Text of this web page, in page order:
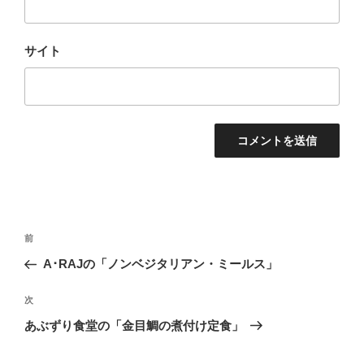
サイト
投
ナ
ビ
ゲ
前
の
稿
前
A･RAJの「ノンベジタリアン・ミールス」
次
の
次
あぶずり食堂の「金目鯛の煮付け定食」